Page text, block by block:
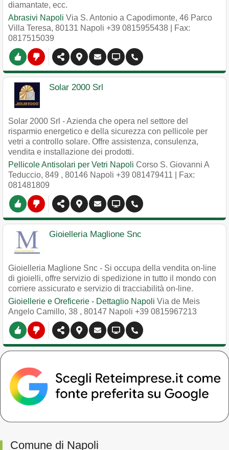
diamantate, ecc.
Abrasivi Napoli Via S. Antonio a Capodimonte, 46 Parco
Villa Teresa, 80131 Napoli +39 0815955438 | Fax:
0817515039
Solar 2000 Srl
Solar 2000 Srl - Azienda che opera nel settore del
risparmio energetico e della sicurezza con pellicole per
vetri a controllo solare. Offre assistenza, consulenza,
vendita e installazione dei prodotti.
Pellicole Antisolari per Vetri Napoli Corso S. Giovanni A
Teduccio, 849 , 80146 Napoli +39 081479411 | Fax:
081481809
Gioielleria Maglione Snc
Gioielleria Maglione Snc - Si occupa della vendita on-line
di gioielli, offre servizio di spedizione in tutto il mondo con
corriere assicurato e servizio di tracciabilità on-line.
Gioiellerie e Oreficerie - Dettaglio Napoli Via de Meis
Angelo Camillo, 38 , 80147 Napoli +39 0815967213
Comune di Napoli